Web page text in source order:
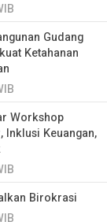
Gudang
Ketahanan
Workshop
Keuangan,
Birokrasi